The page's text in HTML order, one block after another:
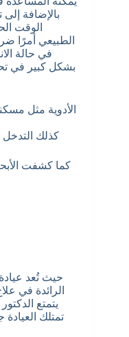
بالإضافة
الوقت
الطبيعي أمرًا
في حالة
بشكل كبير في
الأدوية مثل
كذلك التدخل
كما كشفت
حيث تُعد
الرائدة في
يتمتع
تمتلك العيادة